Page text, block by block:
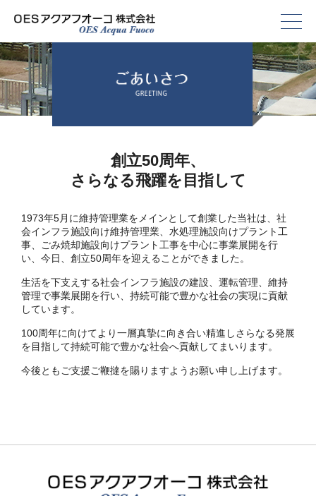
創立50周年、
さらなる飛躍を目指して
1973年5月に維持管理業をメインとして創業した当社は、社
会インフラ施設向け維持管理業、水処理施設向けプラント工
事、
ごみ焼却施設向けプラント工事を中心に事業展開を行
い、今日、創立50周年を迎えることができました。
生活を下支えする社会インフラ施設の建設、運転管理、維持
管理で事業展開を行い、 持続可能で豊かな社会の実現に貢献
しています。
100周年に向けてより一層真摯に向き合い精進しさらなる発展
を目指して持続可能で豊かな社会へ貢献してまいります。
今後ともご支援ご鞭撻を賜りますようお願い申し上げます。